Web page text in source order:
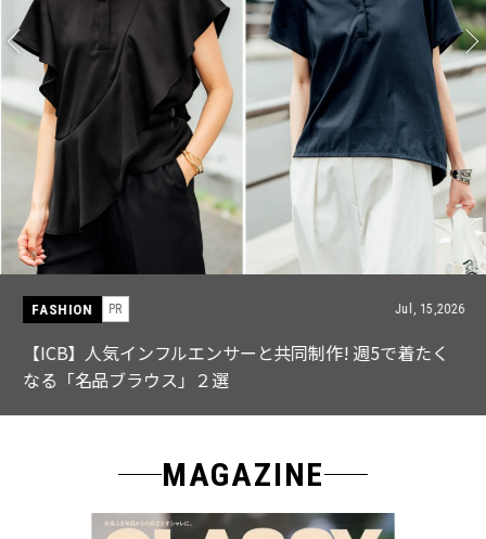
FASHION PR Jul, 15,2026
【ICB】人気インフルエンサーと共同制作! 週5で着たく
なる「名品ブラウス」２選
MAGAZINE